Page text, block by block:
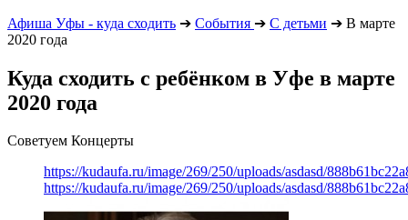
Афиша Уфы - куда сходить ➔ События ➔ С детьми ➔ В марте
2020 года
Куда сходить с ребёнком в Уфе в марте
2020 года
Советуем Концерты
https://kudaufa.ru/image/269/250/uploads/asdasd/
https://kudaufa.ru/image/269/250/uploads/asdasd/